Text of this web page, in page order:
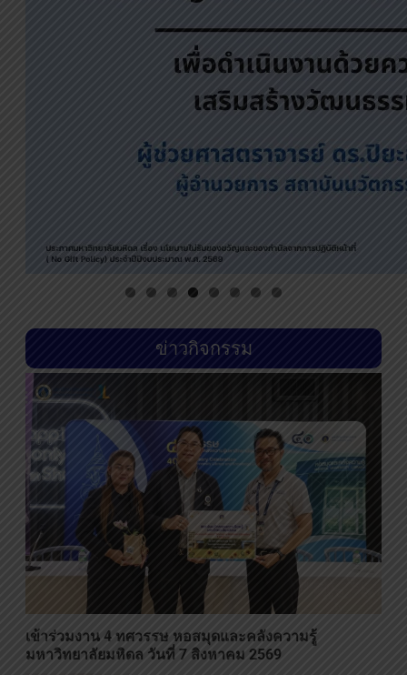
ข่าวกิจกรรม
เข้าร่วมงาน 4 ทศวรรษ หอสมุดและคลังความรู้
มหาวิทยาลัยมหิดล วันที่ 7 สิงหาคม 2569